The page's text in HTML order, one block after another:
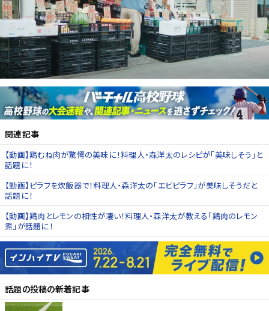
関連記事
【動画】鶏むね肉が驚愕の美味に！料理人・森洋太のレシピが「美味しそう」と
話題に！
【動画】ピラフを炊飯器で！料理人・森洋太の「エビピラフ」が美味しそうだと
話題に！
【動画】鶏肉とレモンの相性が凄い！料理人・森洋太が教える「鶏肉のレモン
煮」が話題に！
話題の投稿の新着記事